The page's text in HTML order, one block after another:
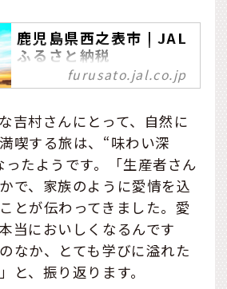
鹿児島県西之表市 | JAL
ふるさと納税
JALふるさと納税はストー
金を地域の皆様にお届けす
ることで地域の皆様とのつ
ながりをより強固なものと
し、地域活性化・地方創生
に取り組んでまいります。
furusato.jal.co.jp
吉村さんにとって、自然に
喫する旅は、“味わい深
ったようです。「生産者さん
で、家族のように愛情を込
とが伝わってきました。愛
当においしくなるんです
なか、とても学びに溢れた
と、振り返ります。